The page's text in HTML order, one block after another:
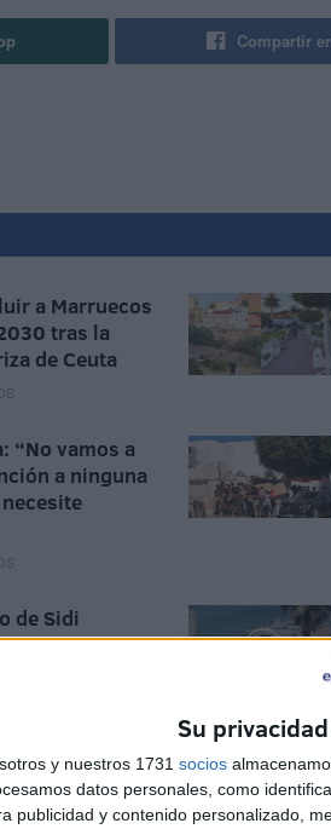
Su
y nuestros 1731 socios
datos personales, como
publicidad y contenido personalizado,
Compartir
a Marruecos
tras la
de Ceuta
“No vamos a
a ninguna
de Sidi
un